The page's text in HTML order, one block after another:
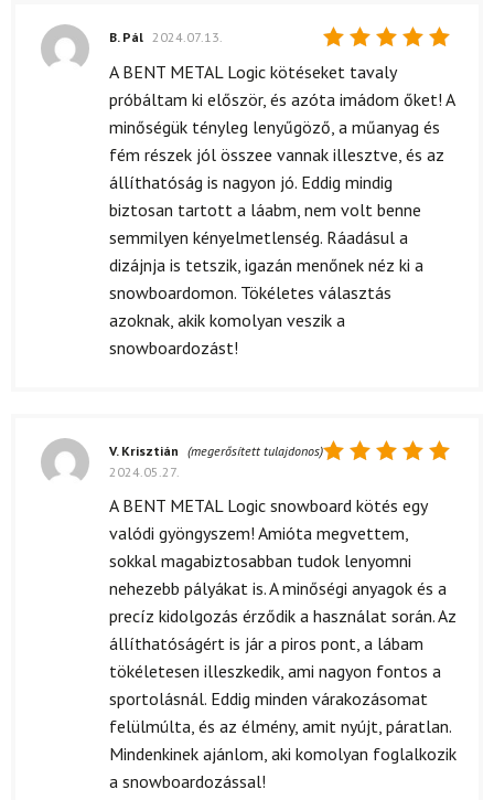
Értékelés:
B. Pál 2024.07.13.
A BENT METAL Logic kötéseket tavaly
próbáltam ki először, és azóta imádom őket! A
minőségük tényleg lenyűgöző, a műanyag és
fém részek jól összee vannak illesztve, és az
állíthatóság is nagyon jó. Eddig mindig
biztosan tartott a láabm, nem volt benne
semmilyen kényelmetlenség. Ráadásul a
dizájnja is tetszik, igazán menőnek néz ki a
snowboardomon. Tökéletes választás
azoknak, akik komolyan veszik a
snowboardozást!
5/ 5
V. Krisztián (megerősített tulajdonos)
2024.05.27.
A BENT METAL Logic snowboard kötés egy
valódi gyöngyszem! Amióta megvettem,
sokkal magabiztosabban tudok lenyomni
nehezebb pályákat is. A minőségi anyagok és a
precíz kidolgozás érződik a használat során. Az
állíthatóságért is jár a piros pont, a lábam
tökéletesen illeszkedik, ami nagyon fontos a
sportolásnál. Eddig minden várakozásomat
felülmúlta, és az élmény, amit nyújt, páratlan.
Mindenkinek ajánlom, aki komolyan foglalkozik
a snowboardozással!